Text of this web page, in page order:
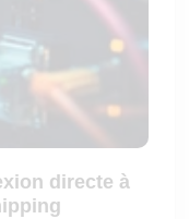
directe à